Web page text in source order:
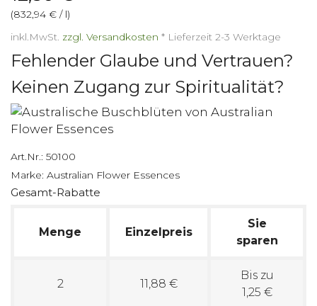
(832,94 € / l)
inkl.MwSt. zzgl. Versandkosten * Lieferzeit 2-3 Werktage
Fehlender Glaube und Vertrauen?
Keinen Zugang zur Spiritualität?
Art.Nr.: 50100
Marke: Australian Flower Essences
Gesamt-Rabatte
Menge Einzelpreis
Sie
sparen
2 11,88 €
Bis zu
1,25 €